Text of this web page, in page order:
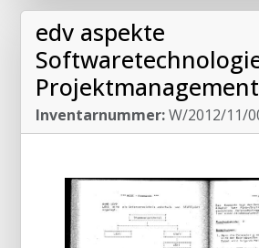
edv aspekte
Projektmanagement
Inventarnummer:W/2012/11/